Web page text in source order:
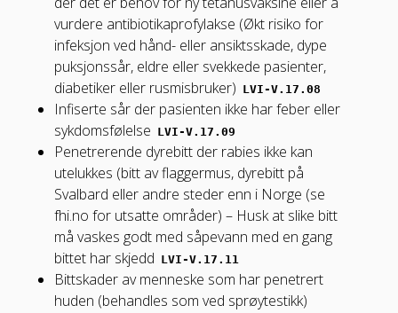
vurdere antibiotikaprofylakse (Økt risiko for
infeksjon ved hånd- eller ansiktsskade, dype
puksjonssår, eldre eller svekkede pasienter,
diabetiker eller rusmisbruker) LVI-V.17.08
Infiserte sår der pasienten ikke har feber eller
sykdomsfølelse LVI-V.17.09
Penetrerende dyrebitt der rabies ikke kan
utelukkes (bitt av flaggermus, dyrebitt på
Svalbard eller andre steder enn i Norge (se
fhi.no for utsatte områder) – Husk at slike bitt
må vaskes godt med såpevann med en gang
bittet har skjedd LVI-V.17.11
Bittskader av menneske som har penetrert
huden (behandles som ved sprøytestikk)